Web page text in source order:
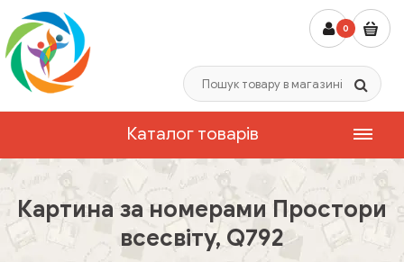
0
Каталог товарів
Картина за номерами Простори
всесвіту, Q792